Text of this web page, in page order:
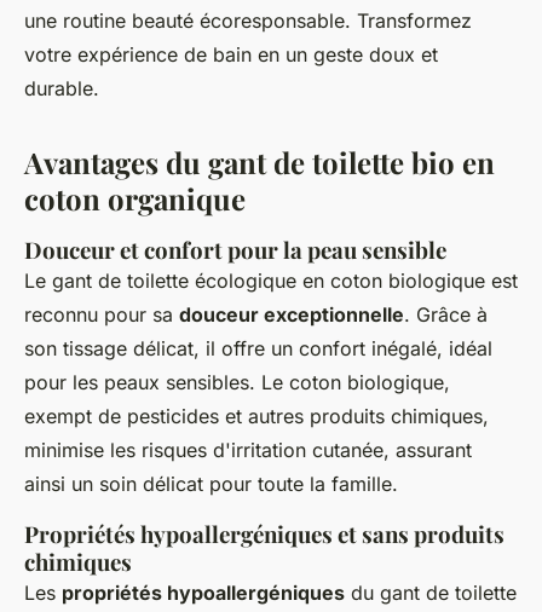
une routine beauté écoresponsable. Transformez
votre expérience de bain en un geste doux et
durable.
Avantages du gant de toilette bio en
coton organique
Douceur et confort pour la peau sensible
Le gant de toilette écologique en coton biologique est
reconnu pour sa douceur exceptionnelle. Grâce à
son tissage délicat, il offre un confort inégalé, idéal
pour les peaux sensibles. Le coton biologique,
exempt de pesticides et autres produits chimiques,
minimise les risques d'irritation cutanée, assurant
ainsi un soin délicat pour toute la famille.
Propriétés hypoallergéniques et sans produits
chimiques
Les propriétés hypoallergéniques du gant de toilette